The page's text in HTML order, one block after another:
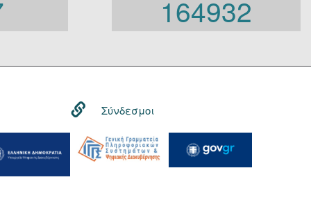
Γενική Κυβέρνηση
Γενική Γραμματεία
164932
Σύνδεσμοι